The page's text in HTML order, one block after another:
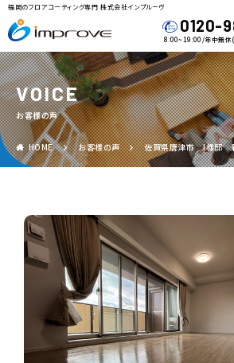
福岡のフロアコーティング専門 株式会社インプルーヴ
0120-
8:00~19:00/年中無休(
VOICE
お客様の声
HOME お客様の声 佐賀県唐津市 I様邸